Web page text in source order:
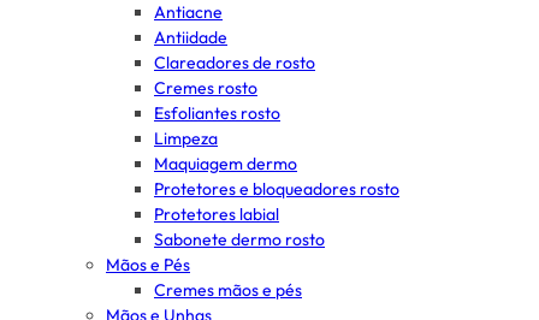
Antiacne
Antiidade
Clareadores de rosto
Cremes rosto
Esfoliantes rosto
Limpeza
Maquiagem dermo
Protetores e bloqueadores rosto
Protetores labial
Sabonete dermo rosto
Mãos e Pés
Cremes mãos e pés
Mãos e Unhas